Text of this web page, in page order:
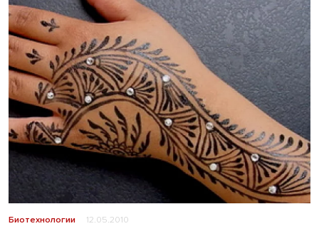
Биотехнологии 12.05.2010